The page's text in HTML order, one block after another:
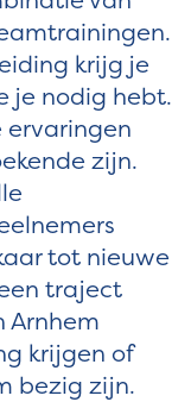
krijg je
je nodig hebt.
ervaringen
zijn.
tot nieuwe
traject
Arnhem
krijgen of
bezig zijn.